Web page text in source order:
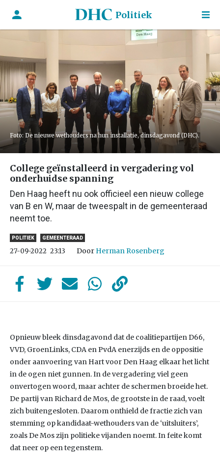
Politiek
Foto: De nieuwe wethouders na hun installatie, dinsdagavond (DHC).
College geïnstalleerd in vergadering vol
onderhuidse spanning
Den Haag heeft nu ook officieel een nieuw college
van B en W, maar de tweespalt in de gemeenteraad
neemt toe.
POLITIEK GEMEENTERAAD
27-09-2022 23:13 Door Herman Rosenberg
Opnieuw bleek dinsdagavond dat de coalitiepartijen D66,
VVD, GroenLinks, CDA en PvdA enerzijds en de oppositie
onder aanvoering van Hart voor Den Haag elkaar het licht
in de ogen niet gunnen. In de vergadering viel geen
onvertogen woord, maar achter de schermen broeide het.
De partij van Richard de Mos, de grootste in de raad, voelt
zich buitengesloten. Daarom onthield de fractie zich van
stemming op kandidaat-wethouders van de ‘uitsluiters’,
zoals De Mos zijn politieke vijanden noemt. In feite komt
dat neer op een tegenstem.